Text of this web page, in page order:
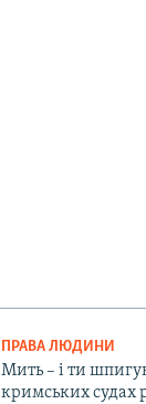
ПРАВА ЛЮДИНИ
Мить – і ти
кримських судах